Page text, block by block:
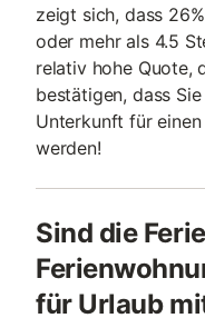
zeigt sich, dass
oder mehr als 4.5
relativ hohe Quote,
bestätigen, dass
Unterkunft für
werden!
Sind die
für Urlaub